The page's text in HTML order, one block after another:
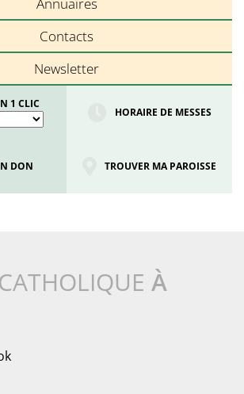
Annuaires
Contacts
Newsletter
1 CLIC
HORAIRE DE MESSES
DON TROUVER MA PAROISSE
CATHOLIQUE À